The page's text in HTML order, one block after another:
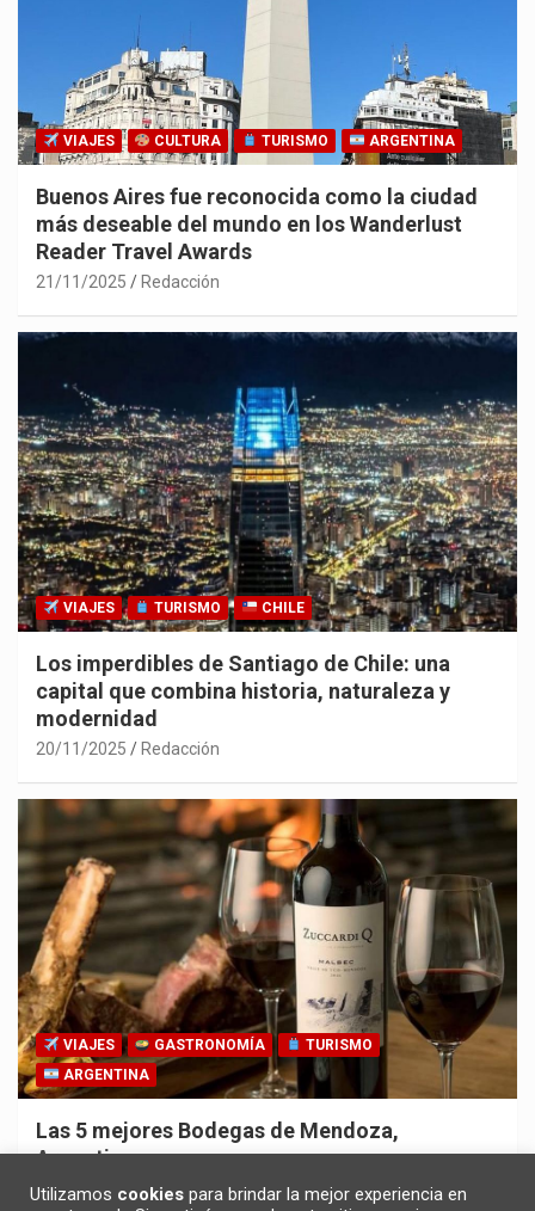
VIAJES CULTURA TURISMO ARGENTINA
Buenos Aires fue reconocida como la ciudad
más deseable del mundo en los Wanderlust
Reader Travel Awards
21/11/2025 Redacción
VIAJES TURISMO CHILE
Los imperdibles de Santiago de Chile: una
capital que combina historia, naturaleza y
modernidad
20/11/2025 Redacción
VIAJES GASTRONOMÍA
TURISMO
ARGENTINA
Las 5 mejores Bodegas de Mendoza,
Argentina
30/10/2025 Redacción
Utilizamos cookies para brindar la mejor experiencia en